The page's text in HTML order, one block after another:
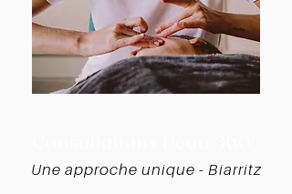
Une approche unique - Biarritz